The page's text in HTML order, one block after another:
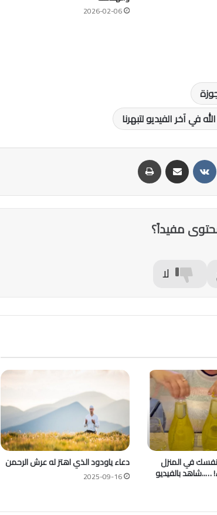
2026-02-06
آخر الفيديو لتبهرنا
مفيداً؟
لا
في المنزل
…..شاهد بالفيديو
دعاء ياودود الذي اهتز له عرش الرحمن
2025-09-16